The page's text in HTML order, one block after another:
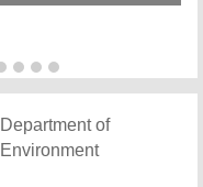
Department of
Environment